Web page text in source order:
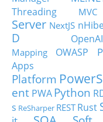
Threading
MVC
Server NextJS
D
OpenAI
Mapping
OWASP
Apps
Platform
ent PWA Python
s ReSharper RESTRust